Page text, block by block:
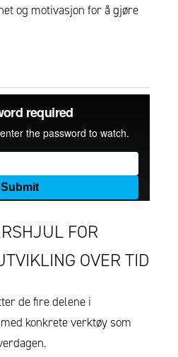
og motivasjon for å gjøre
FOR
OVER TID
de fire delene i
konkrete verktøy som